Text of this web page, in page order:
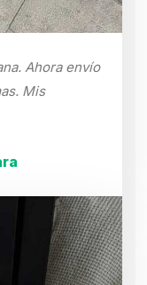
Ahora envío
Mis